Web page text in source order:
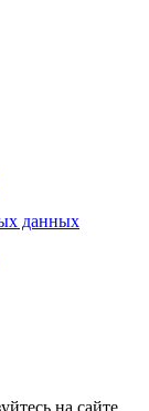
данных
на сайте